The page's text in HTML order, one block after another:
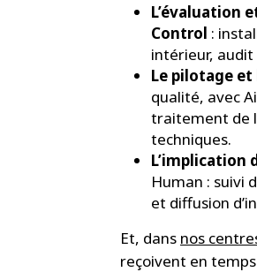
L’évaluation
Control :
intérieur,
Le pilotage
qualité, avec
traitement de
techniques.
L’implication
Human : suivi
et diffusion
Et, dans nos
reçoivent en